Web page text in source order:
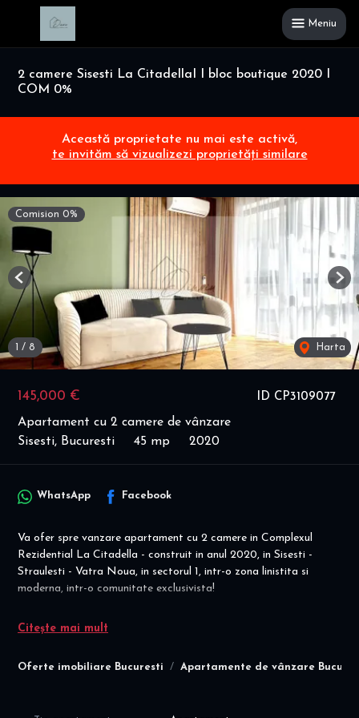
Meniu
2 camere Sisesti La CitadellaI I bloc boutique 2020 I
COM 0%
Această proprietate nu mai este activă,
te invităm să vizualizezi proprietăți similare
ID CP3109077
145,000 €
Apartament cu 2 camere de vânzare
Sisesti, Bucuresti
45 mp 2020
Comision 0%
/ 8 Harta
Previous
Oferte imobiliare Bucuresti Apartamente de vânzare
WhatsApp Facebook
Va ofer spre vanzare apartament cu 2 camere in Complexul
Rezidential La Citadella - construit in anul 2020, in Sisesti -
Straulesti - Vatra Noua, in sectorul 1, intr-o zona linistita si
moderna, intr-o comunitate exclusivista!
de la vizionare si pana la semnarea finala a contractului de
comision 0% - colaborare cu toate băncile din Romania si
Disponibilitate imediata! Mutare imediata! Complet mobilat &
Citește mai mult